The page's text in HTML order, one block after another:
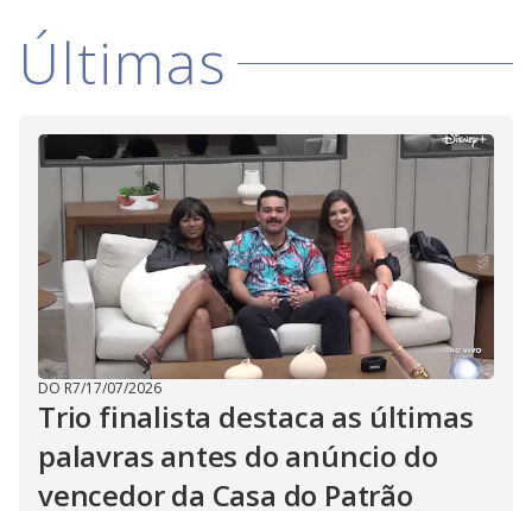
Últimas
DO R7/17/07/2026
Trio finalista destaca as últimas
palavras antes do anúncio do
vencedor da Casa do Patrão